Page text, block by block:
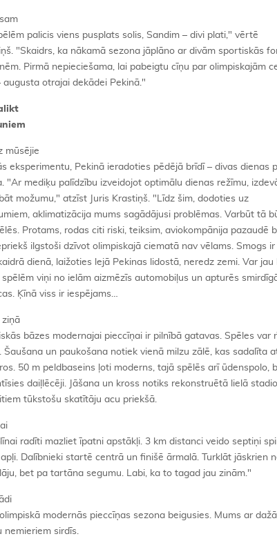
palicis viens pusplats solis, Sandim – divi plati," vērtē
"Skaidrs, ka nākamā sezona jāplāno ar divām sportiskās
Pirmā nepieciešama, lai pabeigtu cīņu par olimpiskajām
augusta otrajai dekādei Pekinā."
mūsējie
eksperimentu, Pekinā ieradoties pēdējā brīdī – divas dienas
"Ar mediķu palīdzību izveidojot optimālu dienas režīmu,
možumu," atzīst Juris Krastiņš. "Līdz šim, dodoties uz
aklimatizācija mums sagādājusi problēmas. Varbūt tā
Protams, rodas citi riski, teiksim, aviokompānija pazaudē
ilgstoši dzīvot olimpiskajā ciematā nav vēlams. Smogs
dienā, laižoties lejā Pekinas lidostā, neredz zemi. Var jau
spēlēm viņi no ielām aizmēzīs automobiļus un apturēs
Ķīnā viss ir iespējams…
ziņā
bāzes modernajai pieccīņai ir pilnībā gatavas. Spēles var
Šaušana un paukošana notiek vienā milzu zālē, kas sadalīta
50 m peldbaseins ļoti moderns, tajā spēlēs arī ūdenspolo,
daiļlēcēji. Jāšana un kross notiks rekonstruētā lielā
tūkstošu skatītāju acu priekšā.
radīti mazliet īpatni apstākļi. 3 km distanci veido septiņi
Dalībnieki startē centrā un finišē ārmalā. Turklāt jāskrien
bet pa tartāna segumu. Labi, ka to tagad jau zinām."
modernās pieccīņas sezona beigusies. Mums ar
nemieriem sirdīs.